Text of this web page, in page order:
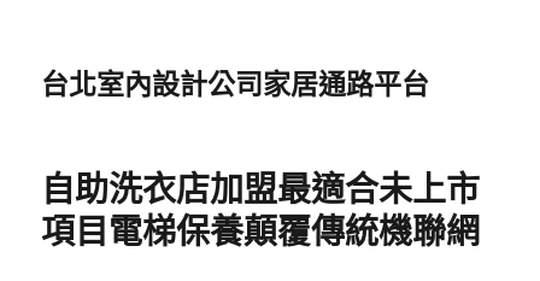
台北室內設計公司家居通路平台
自助洗衣店加盟最適合未上市
項目電梯保養顛覆傳統機聯網